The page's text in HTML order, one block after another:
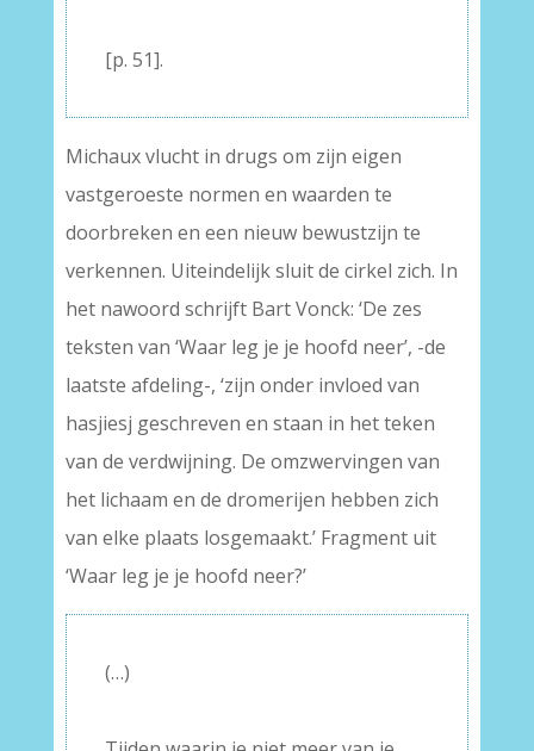
[p. 51].
Michaux vlucht in drugs om zijn eigen
vastgeroeste normen en waarden te
doorbreken en een nieuw bewustzijn te
verkennen. Uiteindelijk sluit de cirkel zich. In
het nawoord schrijft Bart Vonck: ‘De zes
teksten van ‘Waar leg je je hoofd neer’, -de
laatste afdeling-, ‘zijn onder invloed van
hasjiesj geschreven en staan in het teken
van de verdwijning. De omzwervingen van
het lichaam en de dromerijen hebben zich
van elke plaats losgemaakt.’ Fragment uit
‘Waar leg je je hoofd neer?’
(…)